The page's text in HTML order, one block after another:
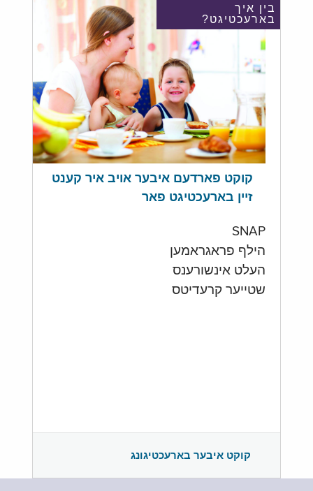
בין איך
בארעכטיגט?
קוקט פארדעם איבער אויב איר קענט
זיין בארעכטיגט פאר
SNAP
הילף פראגראמען
העלט אינשורענס
שטייער קרעדיטס
קוקט איבער בארעכטיגונג